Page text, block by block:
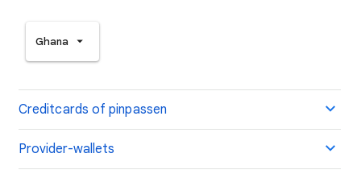
Ghana
Creditcards of pinpassen
Provider-wallets